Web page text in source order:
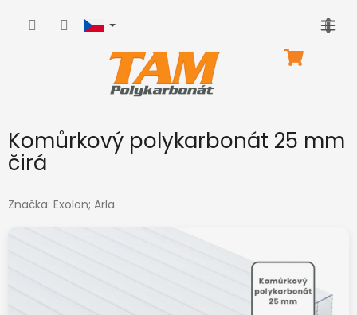
NÁKUPNÍ
Komůrkový polykarbonát 25 mm
čirá
Značka: Exolon; Arla